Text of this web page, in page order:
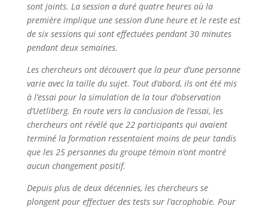
sont joints. La session a duré quatre heures où la
première implique une session d’une heure et le reste est
de six sessions qui sont effectuées pendant 30 minutes
pendant deux semaines.
Les chercheurs ont découvert que la peur d’une personne
varie avec la taille du sujet. Tout d’abord, ils ont été mis
à l’essai pour la simulation de la tour d’observation
d’Uetliberg. En route vers la conclusion de l’essai, les
chercheurs ont révélé que 22 participants qui avaient
terminé la formation ressentaient moins de peur tandis
que les 25 personnes du groupe témoin n’ont montré
aucun changement positif.
Depuis plus de deux décennies, les chercheurs se
plongent pour effectuer des tests sur l’acrophobie. Pour